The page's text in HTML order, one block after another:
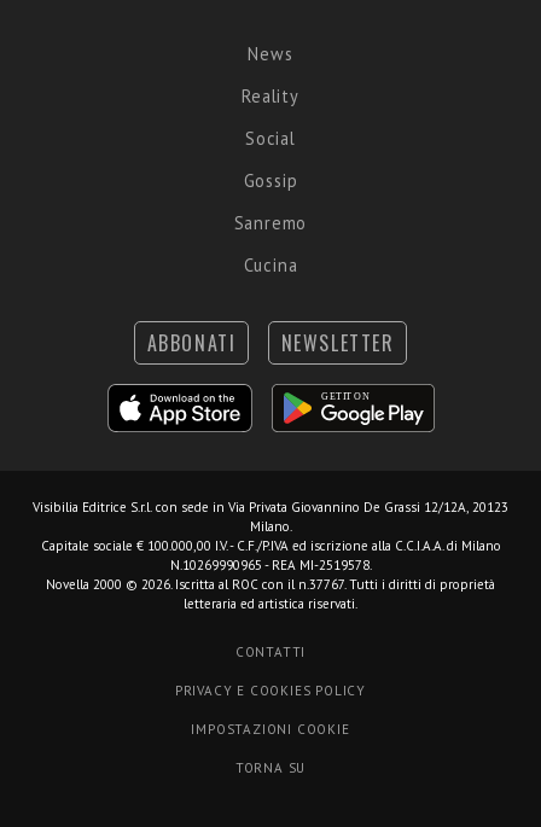
News
Reality
Social
Gossip
Sanremo
Cucina
ABBONATI NEWSLETTER
Visibilia Editrice S.r.l. con sede in Via Privata Giovannino De Grassi 12/12A, 20123
Milano.
Capitale sociale € 100.000,00 I.V. - C.F./P.IVA ed iscrizione alla C.C.I.A.A. di Milano
N.10269990965 - REA MI-2519578.
Novella 2000 © 2026. Iscritta al ROC con il n.37767. Tutti i diritti di proprietà
letteraria ed artistica riservati.
CONTATTI
PRIVACY E COOKIES POLICY
IMPOSTAZIONI COOKIE
TORNA SU